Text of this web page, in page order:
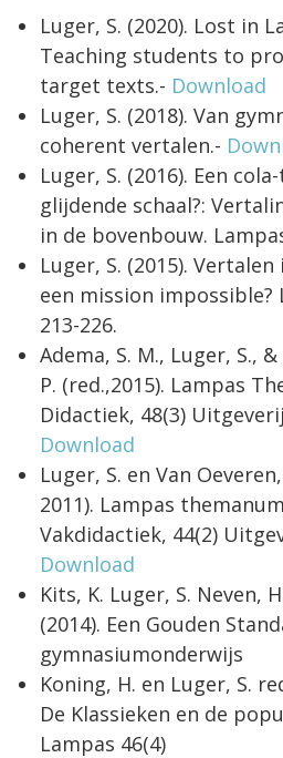
Luger, S. (2020). Lost in
Teaching students to
target texts.- Download
Luger, S. (2018). Van
coherent vertalen.-
Luger, S. (2016). Een
glijdende schaal?:
in de bovenbouw.
Luger, S. (2015).
een mission impossible?
213-226.
Adema, S. M., Luger, S.,
P. (red.,2015). Lampas
Didactiek, 48(3)
Download
Luger, S. en Van
2011). Lampas
Vakdidactiek, 44(2)
Download
Kits, K. Luger, S. Neven,
(2014). Een Gouden
gymnasiumonderwijs
Koning, H. en Luger, S.
De Klassieken en de
Lampas 46(4)